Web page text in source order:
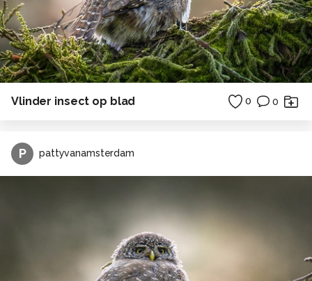
Vlinder insect op blad 0 0
P pattyvanamsterdam